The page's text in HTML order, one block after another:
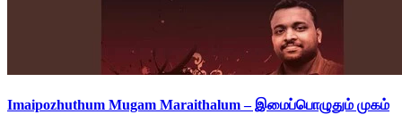
Imaipozhuthum Mugam Maraithalum – இமைப்பொழுதும் முகம்